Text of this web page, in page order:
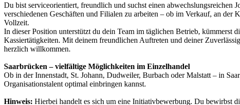
Du bist serviceorientiert, freundlich und suchst einen
verschiedenen Geschäften und Filialen zu arbeiten – ob im Verkauf, an
Vollzeit.
In dieser Position unterstützt du dein Team im täglichen Betrieb,
Kassiertätigkeiten. Mit deinem freundlichen Auftreten und deiner
herzlich willkommen.
Saarbrücken – vielfältige Möglichkeiten im Einzelhandel
Ob in der Innenstadt, St. Johann, Dudweiler, Burbach oder Malstatt – in
Organisationstalent optimal einbringen kannst.
Hinweis: Hierbei handelt es sich um eine Initiativbewerbung. Du bewirbst